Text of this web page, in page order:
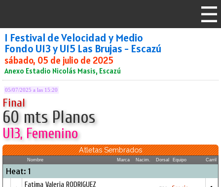
I Festival de Velocidad y Medio
Fondo U13 y U15 Las Brujas - Escazú
sábado, 05 de julio de 2025
Anexo Estadio Nicolás Masis, Escazú
05/07/2025 a las 15:20
Final
60 mts Planos
U13, Femenino
Atletas Sembrados
Nombre Marca Nacim. Dorsal Equipo Carril
Heat: 1
Fatima Valeria RODRIGUEZ